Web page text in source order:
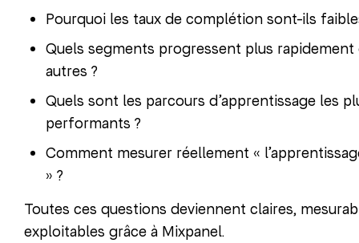
Pourquoi les taux de complétion sont-ils
Quels segments progressent plus rapidement
autres ?
Quels sont les parcours d’apprentissage les
performants ?
Comment mesurer réellement «
» ?
Toutes ces questions deviennent claires,
exploitables grâce à Mixpanel.